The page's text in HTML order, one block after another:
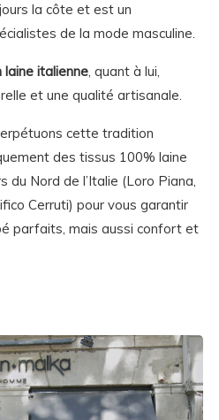
la côte et est un
de la mode masculine.
laine italienne, quant à lui,
et une qualité artisanale.
cette tradition
des tissus 100% laine
du Nord de l’Italie (Loro Piana,
Cerruti) pour vous garantir
parfaits, mais aussi confort et